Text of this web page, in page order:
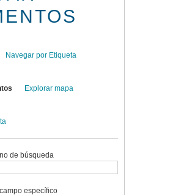
Navegar por Etiqueta
Explorar mapa
de búsqueda
específico